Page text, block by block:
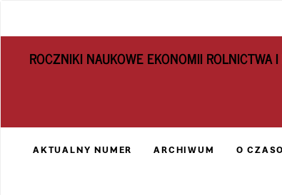
Content
ROCZNIKI NAUKOWE EKONOMII ROLNICTWA
AKTUALNY NUMER ARCHIWUM O